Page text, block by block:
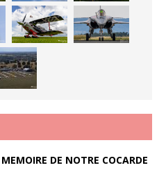
DE NOTRE COCARDE